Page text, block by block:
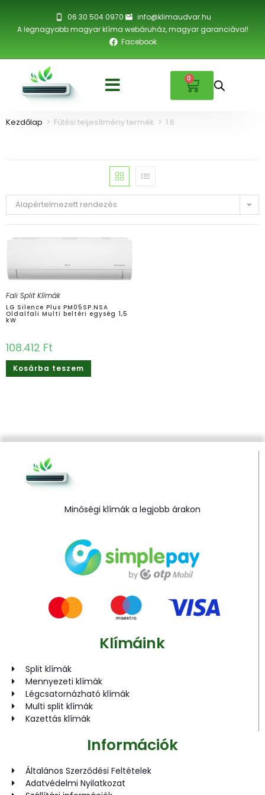
06 30 504 0970
info@klimaudvar.hu
A legnagyobb magyar klíma webáruház, magyar garanciával!
Facebook
0
Kezdőlap > Fűtési teljesítmény termék > 1.6
Alapértelmezett rendezés
Fali Split Klímák
LG Silence Plus PM05SP.NSA
Oldalfali Multi beltéri egység 1,5
kW
108.412 Ft
Kosárba teszem
Minőségi klímák a legjobb árakon
Klímáink
Split klímák
Mennyezeti klímák
Légcsatornázható klímák
Multi split klímák
Kazettás klímák
Információk
Általános Szerződési Feltételek
Adatvédelmi Nyilatkozat